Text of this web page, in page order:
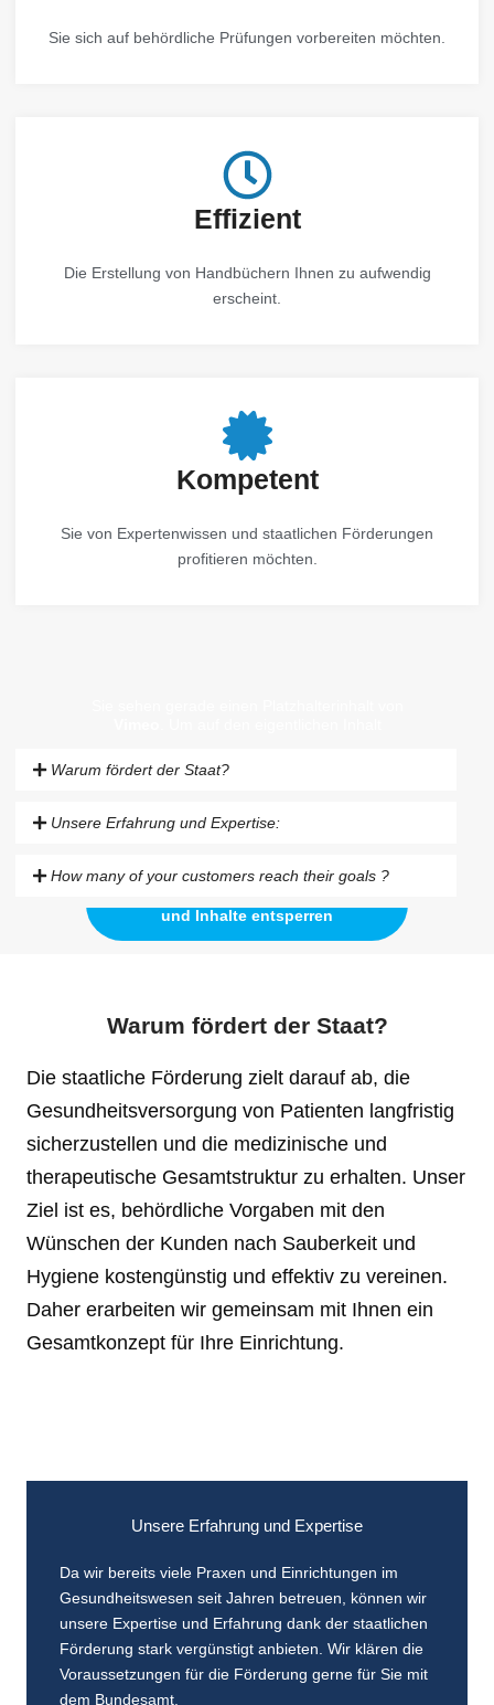
Sie sich auf behördliche Prüfungen vorbereiten möchten.
Effizient
Die Erstellung von Handbüchern Ihnen zu aufwendig
erscheint.
Kompetent
Sie von Expertenwissen und staatlichen Förderungen
profitieren möchten.
unten. Bitte beachten Sie, dass dabei Daten
an Drittanbieter weitergegeben werden.
und Inhalte entsperren
Warum fördert der Staat?
Unsere Erfahrung und Expertise:
How many of your customers reach their goals ?
Warum fördert der Staat?
Die staatliche Förderung zielt darauf ab, die
Gesundheitsversorgung von Patienten langfristig
sicherzustellen und die medizinische und
therapeutische Gesamtstruktur zu erhalten. Unser
Ziel ist es, behördliche Vorgaben mit den
Wünschen der Kunden nach Sauberkeit und
Hygiene kostengünstig und effektiv zu vereinen.
Daher erarbeiten wir gemeinsam mit Ihnen ein
Gesamtkonzept für Ihre Einrichtung.
Unsere Erfahrung und Expertise
Da wir bereits viele Praxen und Einrichtungen im
Gesundheitswesen seit Jahren betreuen, können wir
unsere Expertise und Erfahrung dank der staatlichen
Förderung stark vergünstigt anbieten. Wir klären die
Voraussetzungen für die Förderung gerne für Sie mit
dem Bundesamt.